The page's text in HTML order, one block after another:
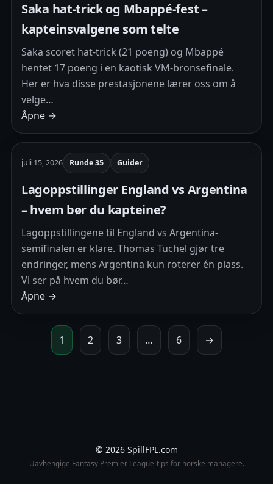
Saka hat-trick og Mbappé-fest –
kapteinsvalgene som telte
Saka scoret hat-trick (21 poeng) og Mbappé
hentet 17 poeng i en kaotisk VM-bronsefinale.
Her er hva disse prestasjonene lærer oss om å
velge…
Åpne →
juli 15, 2026 Runde 35 Guider
Lagoppstillinger England vs Argentina
– hvem bør du kapteine?
Lagoppstillingene til England vs Argentina-
semifinalen er klare. Thomas Tuchel gjør tre
endringer, mens Argentina kun roterer én plass.
Vi ser på hvem du bør…
Åpne →
1 2 3 … 6 →
© 2026 SpillFPL.com
Uavhengige Fantasy Premier League-tips for norske managere.